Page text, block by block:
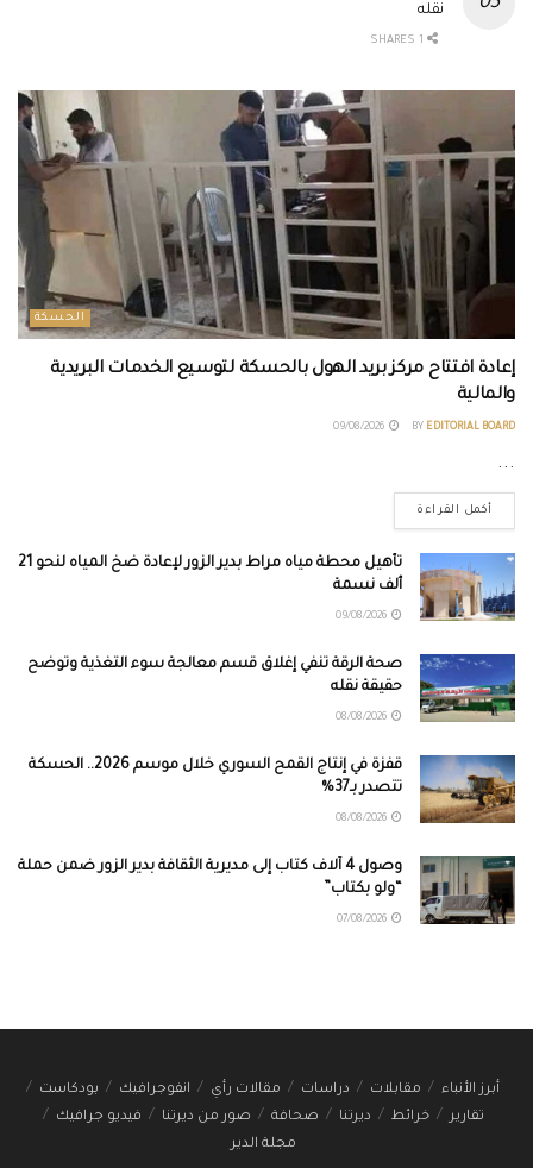
نقله
الحسكة
إعادة افتتاح مركز بريد الهول بالحسكة لتوسيع الخدمات البريدية
والمالية
BY EDITORIAL BOARD
...
أكمل القراءة
تأهيل محطة مياه مراط بدير الزور لإعادة ضخ المياه لنحو 21
ألف نسمة
صحة الرقة تنفي إغلاق قسم معالجة سوء التغذية وتوضح
حقيقة نقله
قفزة في إنتاج القمح السوري خلال موسم 2026.. الحسكة
تتصدر بـ37%
وصول 4 آلاف كتاب إلى مديرية الثقافة بدير الزور ضمن حملة
“ولو بكتاب”
أبرز الأنباء مقابلات دراسات مقالات رأي انفوجرافيك
بودكاست
تقارير
خرائط ديرتنا صحافة صور من ديرتنا
فيديو جرافيك
مجلة الدير